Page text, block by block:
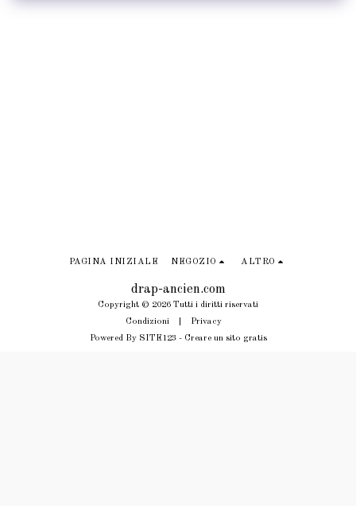
drap-ancien.com
Copyright © 2026 Tutti i diritti riservati
Condizioni|
Privacy
Powered By SITE123 - Creare un sito gratis
PAGINA INIZIALE NEGOZIO ALTRO